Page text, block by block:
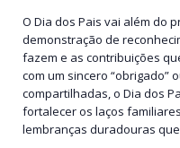
O Dia dos Pais vai além do
demonstração de
fazem e as contribuições
com um sincero “obrigado”
compartilhadas, o Dia dos
fortalecer os laços
lembranças duradouras